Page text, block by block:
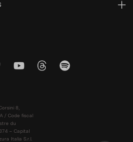
8,
/ Code fiscal
du
– Capital
Italia S.r.l.